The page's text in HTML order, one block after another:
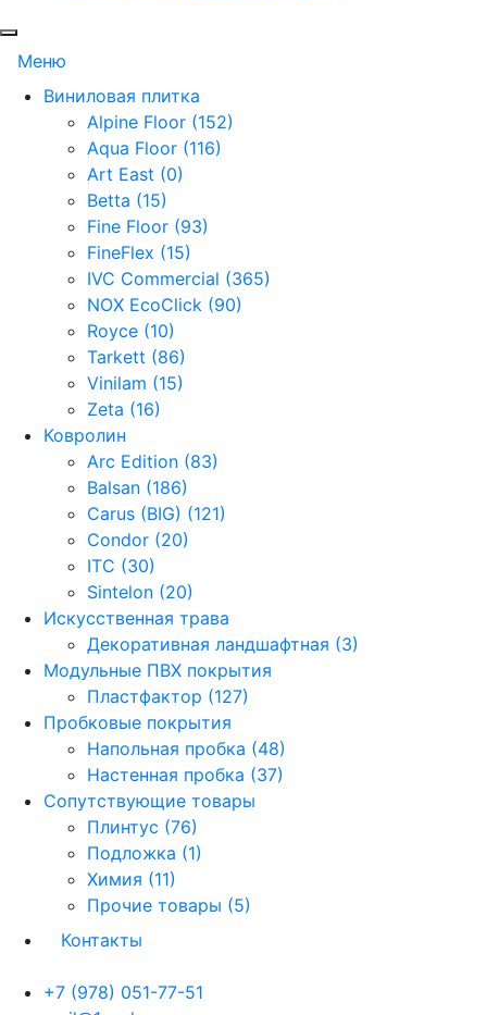
Меню
Виниловая плитка
Alpine Floor (152)
Aqua Floor (116)
Art East (0)
Betta (15)
Fine Floor (93)
FineFlex (15)
IVC Commercial (365)
NOX EcoClick (90)
Royce (10)
Tarkett (86)
Vinilam (15)
Zeta (16)
Ковролин
Arc Edition (83)
Balsan (186)
Carus (BIG) (121)
Condor (20)
ITC (30)
Sintelon (20)
Искусственная трава
Декоративная ландшафтная (3)
Модульные ПВХ покрытия
Пластфактор (127)
Пробковые покрытия
Напольная пробка (48)
Настенная пробка (37)
Сопутствующие товары
Плинтус (76)
Подложка (1)
Химия (11)
Прочие товары (5)
Контакты
+7 (978) 051-77-51